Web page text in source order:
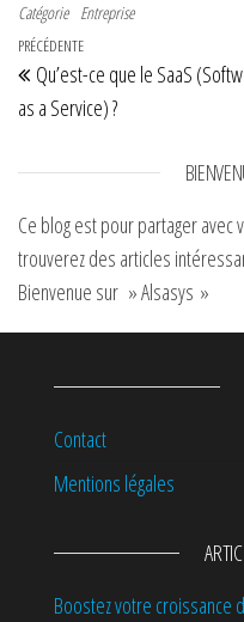
digital ?
Catégorie Entreprise
Navigation de
Article précédent
PRÉCÉDENTE
Qu’est-ce que le SaaS
as a Service) ?
Ce blog est pour partager avec
trouverez des articles
Bienvenue sur » Alsasys »
Contact
Mentions légales
Boostez votre croissance